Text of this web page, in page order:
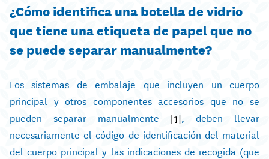
¿Cómo identifica una botella de vidrio
que tiene una etiqueta de papel que no
se puede separar manualmente?
Los sistemas de embalaje que incluyen un cuerpo
principal y otros componentes accesorios que no se
pueden separar manualmente [1], deben llevar
necesariamente el código de identificación del material
del cuerpo principal y las indicaciones de recogida (que